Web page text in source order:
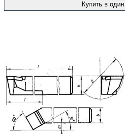
Купить в